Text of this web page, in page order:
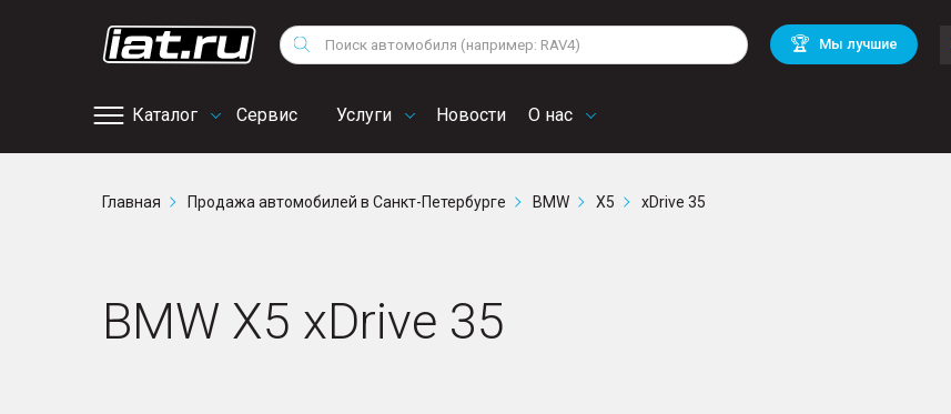
Поиск 🏆 Мы лучшие
Каталог Сервис
сервис
Услуги Новости О нас
Снегоходы
Квадроциклы
Audi
BMW Cadillac
Ford
Land Rover Mercedes
Главная Продажа автомобилей в Санкт-Петербурге BMW X5 xDrive 35
BMW X5 xDrive 35